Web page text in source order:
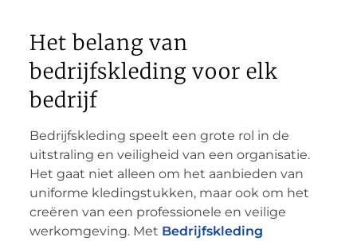
Het belang van
bedrijfskleding voor elk
bedrijf
Bedrijfskleding speelt een grote rol in de
uitstraling en veiligheid van een organisatie.
Het gaat niet alleen om het aanbieden van
uniforme kledingstukken, maar ook om het
creëren van een professionele en veilige
werkomgeving. Met Bedrijfskleding